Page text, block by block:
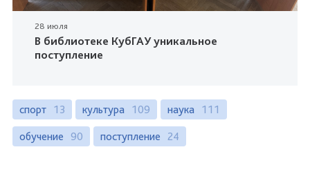
28 июля
В библиотеке КубГАУ уникальное
поступление
спорт 13 культура 109 наука 111
обучение 90 поступление 24